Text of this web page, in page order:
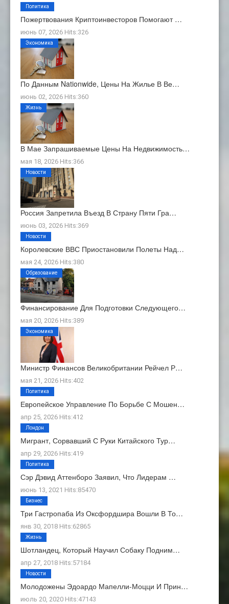
Пожертвования Криптоинвесторов Помогают …
июнь 07, 2026 Hits:326
Политика
По Данным Nationwide, Цены На Жилье В Ве…
июнь 02, 2026 Hits:360
Экономика
В Мае Запрашиваемые Цены На Недвижимость…
мая 18, 2026 Hits:366
Жизнь
Россия Запретила Въезд В Страну Пяти Гра…
июнь 03, 2026 Hits:369
Новости
Королевские ВВС Приостановили Полеты Над…
мая 24, 2026 Hits:380
Новости
Финансирование Для Подготовки Следующего…
мая 20, 2026 Hits:389
Образование
Министр Финансов Великобритании Рейчел Р…
мая 21, 2026 Hits:402
Экономика
Европейское Управление По Борьбе С Мошен…
апр 25, 2026 Hits:412
Политика
Мигрант, Сорвавший С Руки Китайского Тур…
апр 29, 2026 Hits:419
Лондон
Сэр Дэвид Аттенборо Заявил, Что Лидерам …
июнь 13, 2021 Hits:85470
Политика
Три Гастропаба Из Оксфордшира Вошли В То…
янв 30, 2018 Hits:62865
Бизнес
Шотландец, Который Научил Собаку Подним…
апр 27, 2018 Hits:57184
Жизнь
Молодожены Эдоардо Мапелли-Моцци И Прин…
июль 20, 2020 Hits:47143
Новости